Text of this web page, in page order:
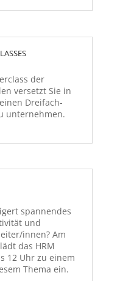
der
versetzt Sie in
Dreifach-
unternehmen.
spannendes
und
innen? Am
das HRM
12 Uhr zu einem
Thema ein.